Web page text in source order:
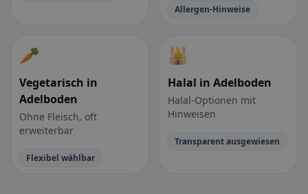
Allergen-Hinweise
🥕
Vegetarisch in
Adelboden
Ohne Fleisch, oft
erweiterbar
Flexibel wählbar
🕌
Halal in Adelboden
Halal-Optionen mit
Hinweisen
Transparent ausgewiesen